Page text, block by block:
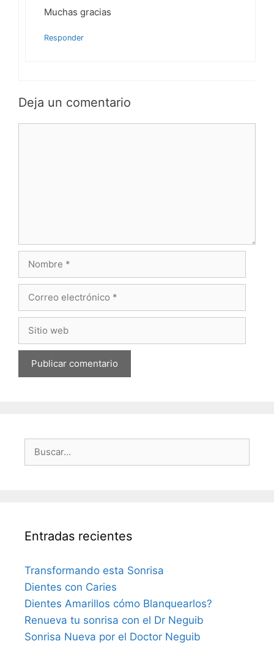
Muchas gracias
Responder
Deja un comentario
electrónico
web
Entradas recientes
Transformando esta Sonrisa
Dientes con Caries
Dientes Amarillos cómo Blanquearlos?
Renueva tu sonrisa con el Dr Neguib
Sonrisa Nueva por el Doctor Neguib